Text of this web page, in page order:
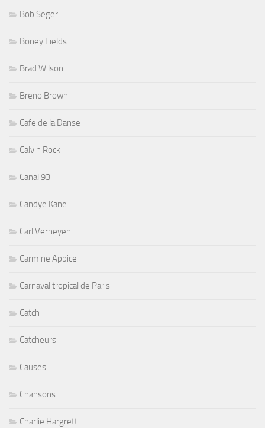
Bob Seger
Boney Fields
Brad Wilson
Breno Brown
Cafe de la Danse
Calvin Rock
Canal 93
Candye Kane
Carl Verheyen
Carmine Appice
Carnaval tropical de Paris
Catch
Catcheurs
Causes
Chansons
Charlie Hargrett